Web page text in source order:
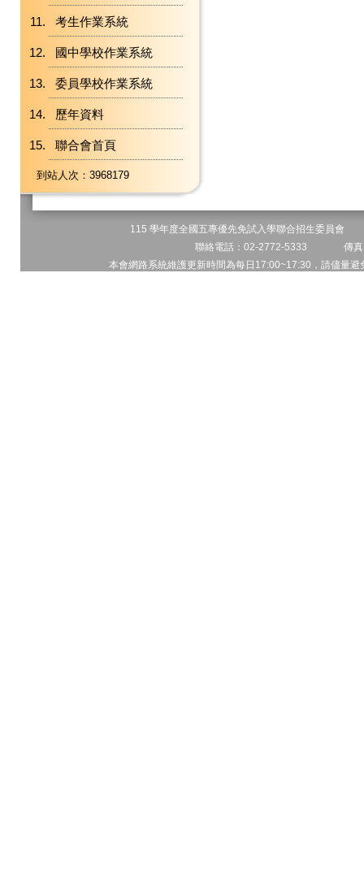
考生作業系統
國中學校作業系統
委員學校作業系統
歷年資料
聯合會首頁
到站人次：3968179
115 學年度全國五專優先免試入學聯合招生委員會
聯絡電話：02-2772-5333 傳
本會網路系統維護更新時間為每日17:00~17:30，請儘量